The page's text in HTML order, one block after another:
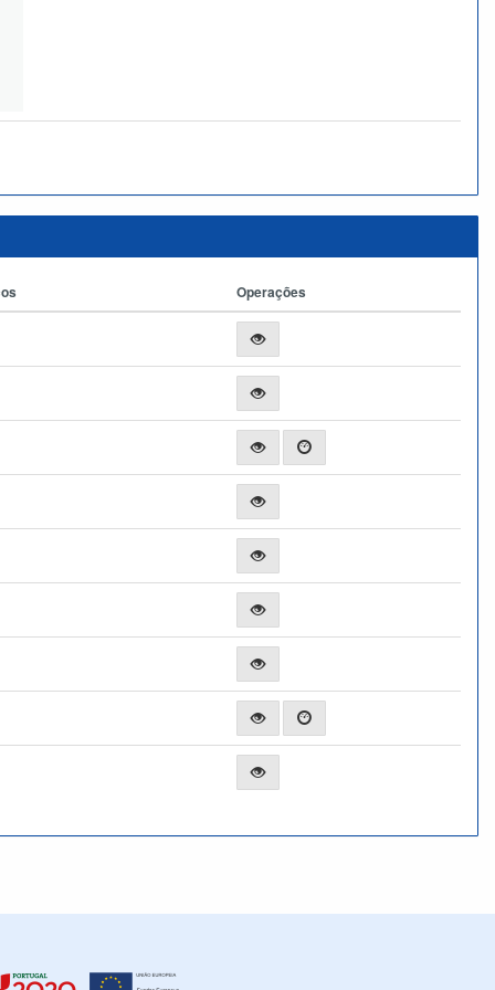
Operações